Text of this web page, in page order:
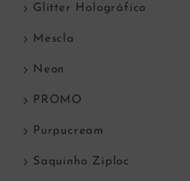
Glitter Holográfico
Mescla
Neon
PROMO
Purpucream
Saquinho Ziploc